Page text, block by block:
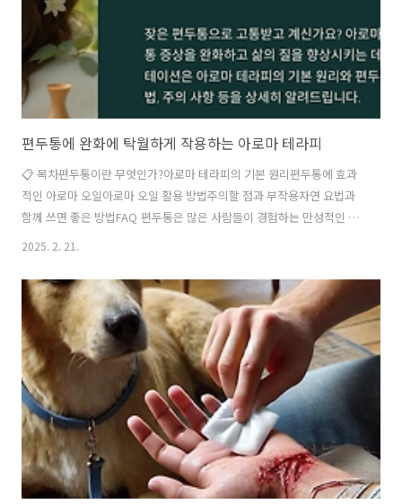
자의 노화 원인, 생..
편두통에 완화에 탁월하게 작용하는 아로마 테라피
📋 목차편두통이란 무엇인가?아로마 테라피의 기본 원리편두통에 효과
적인 아로마 오일아로마 오일 활용 방법주의할 점과 부작용자연 요법과
함께 쓰면 좋은 방법FAQ 편두통은 많은 사람들이 경험하는 만성적인 두
통의 한 종류예요. 주로 한쪽 머리에 욱신거리는 통증이 나타나며, 심할
두통을 완화하는 방법 중 하나로 아로마 테라피가 주목받고 있어요. 특정
한 에센셜 오일이 신경을 안정시키고 혈류를 조절해 두통을 완화하는 효
과를 준다고 해요. 특히 페퍼민트, 라벤더, 유칼립투스 같은 아로마 오일
이 편두통 완화에 효과적이라고 알려져 있어요. 이 오일들은 신경을 진정
시키고 통증을 줄이는 데 도움을 줄 수 있답니다. 그럼 이제 편두통과 아
로마 테라피에 대해..
2025. 2. 21.